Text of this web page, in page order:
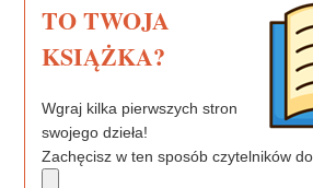
TO TWOJA
KSIĄŻKA?
Wgraj kilka pierwszych stron
swojego dzieła!
Zachęcisz w ten sposób czytelników do